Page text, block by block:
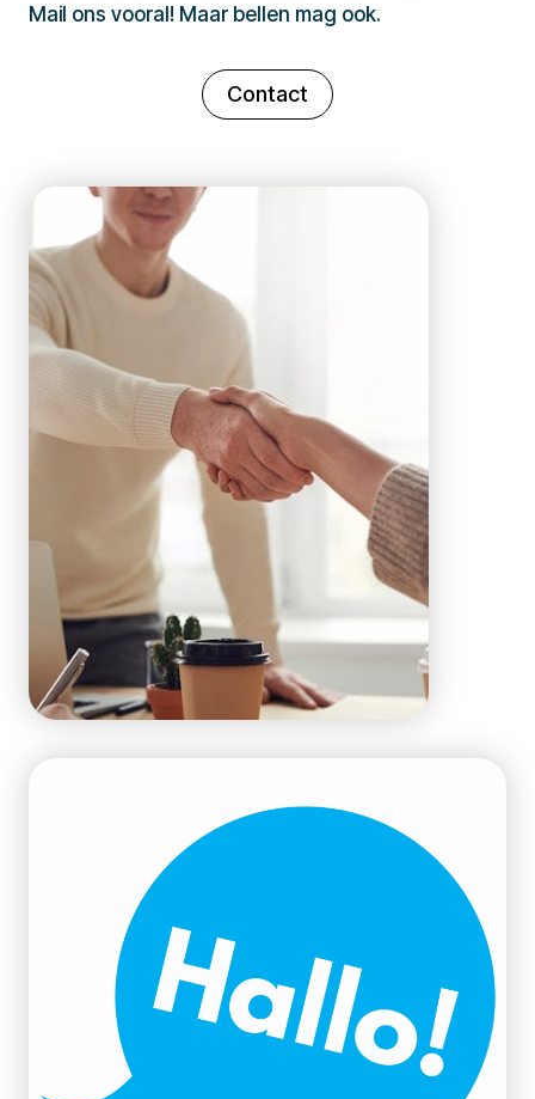
Mail ons vooral! Maar bellen mag ook.
Contact